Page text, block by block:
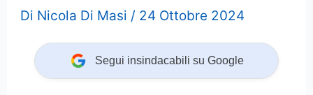
Di Nicola Di Masi / 24 Ottobre 2024
Segui insindacabili su Google